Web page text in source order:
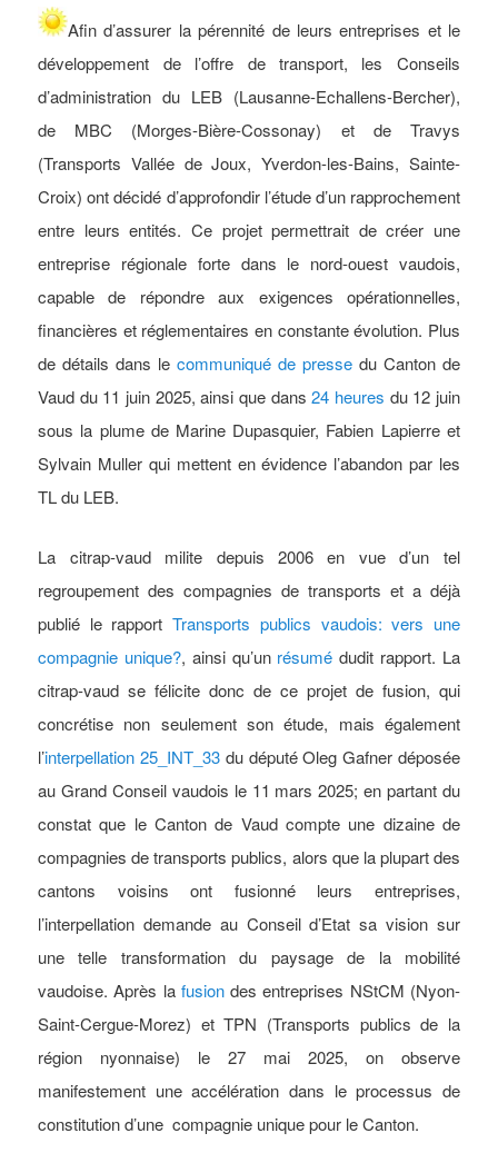
Afin d’assurer la pérennité de leurs entreprises et le
développement de l’offre de transport, les Conseils
d’administration du LEB (Lausanne-Echallens-Bercher),
de MBC (Morges-Bière-Cossonay) et de Travys
(Transports Vallée de Joux, Yverdon-les-Bains, Sainte-
Croix) ont décidé d’approfondir l’étude d’un rapprochement
entre leurs entités. Ce projet permettrait de créer une
entreprise régionale forte dans le nord-ouest vaudois,
capable de répondre aux exigences opérationnelles,
financières et réglementaires en constante évolution. Plus
de détails dans lecommuniqué de presse du Canton de
Vaud du 11 juin 2025, ainsi que dans24 heures du 12 juin
sous la plume de Marine Dupasquier, Fabien Lapierre et
Sylvain Muller qui mettent en évidence l’abandon par les
TL du LEB.
La citrap-vaud milite depuis 2006 en vue d’un tel
regroupement des compagnies de transports et a déjà
publié le rapportTransports publics vaudois: vers une
compagnie unique?, ainsi qu’un résumé dudit rapport. La
citrap-vaud se félicite donc de ce projet de fusion, qui
concrétise non seulement son étude, mais également
l’interpellation 25_INT_33du député Oleg Gafner déposée
au Grand Conseil vaudois le 11 mars 2025; en partant du
constat que le Canton de Vaud compte une dizaine de
compagnies de transports publics, alors que la plupart des
cantons voisins ont fusionné leurs entreprises,
l’interpellation demande au Conseil d’Etat sa vision sur
une telle transformation du paysage de la mobilité
vaudoise. Après la fusiondes entreprises NStCM (Nyon-
Saint-Cergue-Morez) et TPN (Transports publics de la
région nyonnaise) le 27 mai 2025, on observe
manifestement une accélération dans le processus de
constitution d’une compagnie unique pour le Canton.